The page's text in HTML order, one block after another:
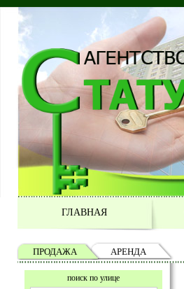
ГЛАВНАЯ
ПРОДАЖА АРЕНДА
поиск по улице